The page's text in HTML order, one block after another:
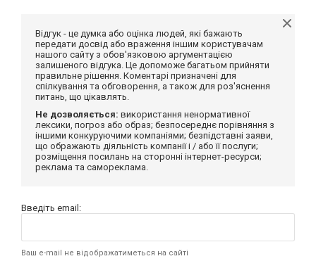
Відгук - це думка або оцінка людей, які бажають
передати досвід або враження іншим користувачам
нашого сайту з обов'язковою аргументацією
залишеного відгука. Це допоможе багатьом прийняти
правильне рішення. Коментарі призначені для
спілкування та обговорення, а також для роз'яснення
питань, що цікавлять.
Не дозволяється: використання ненормативної
лексики, погроз або образ; безпосереднє порівняння з
іншими конкуруючими компаніями; безпідставні заяви,
що ображають діяльність компанії і / або її послуги;
розміщення посилань на сторонні інтернет-ресурси;
реклама та самореклама.
Введіть email:
Ваш e-mail не відображатиметься на сайті